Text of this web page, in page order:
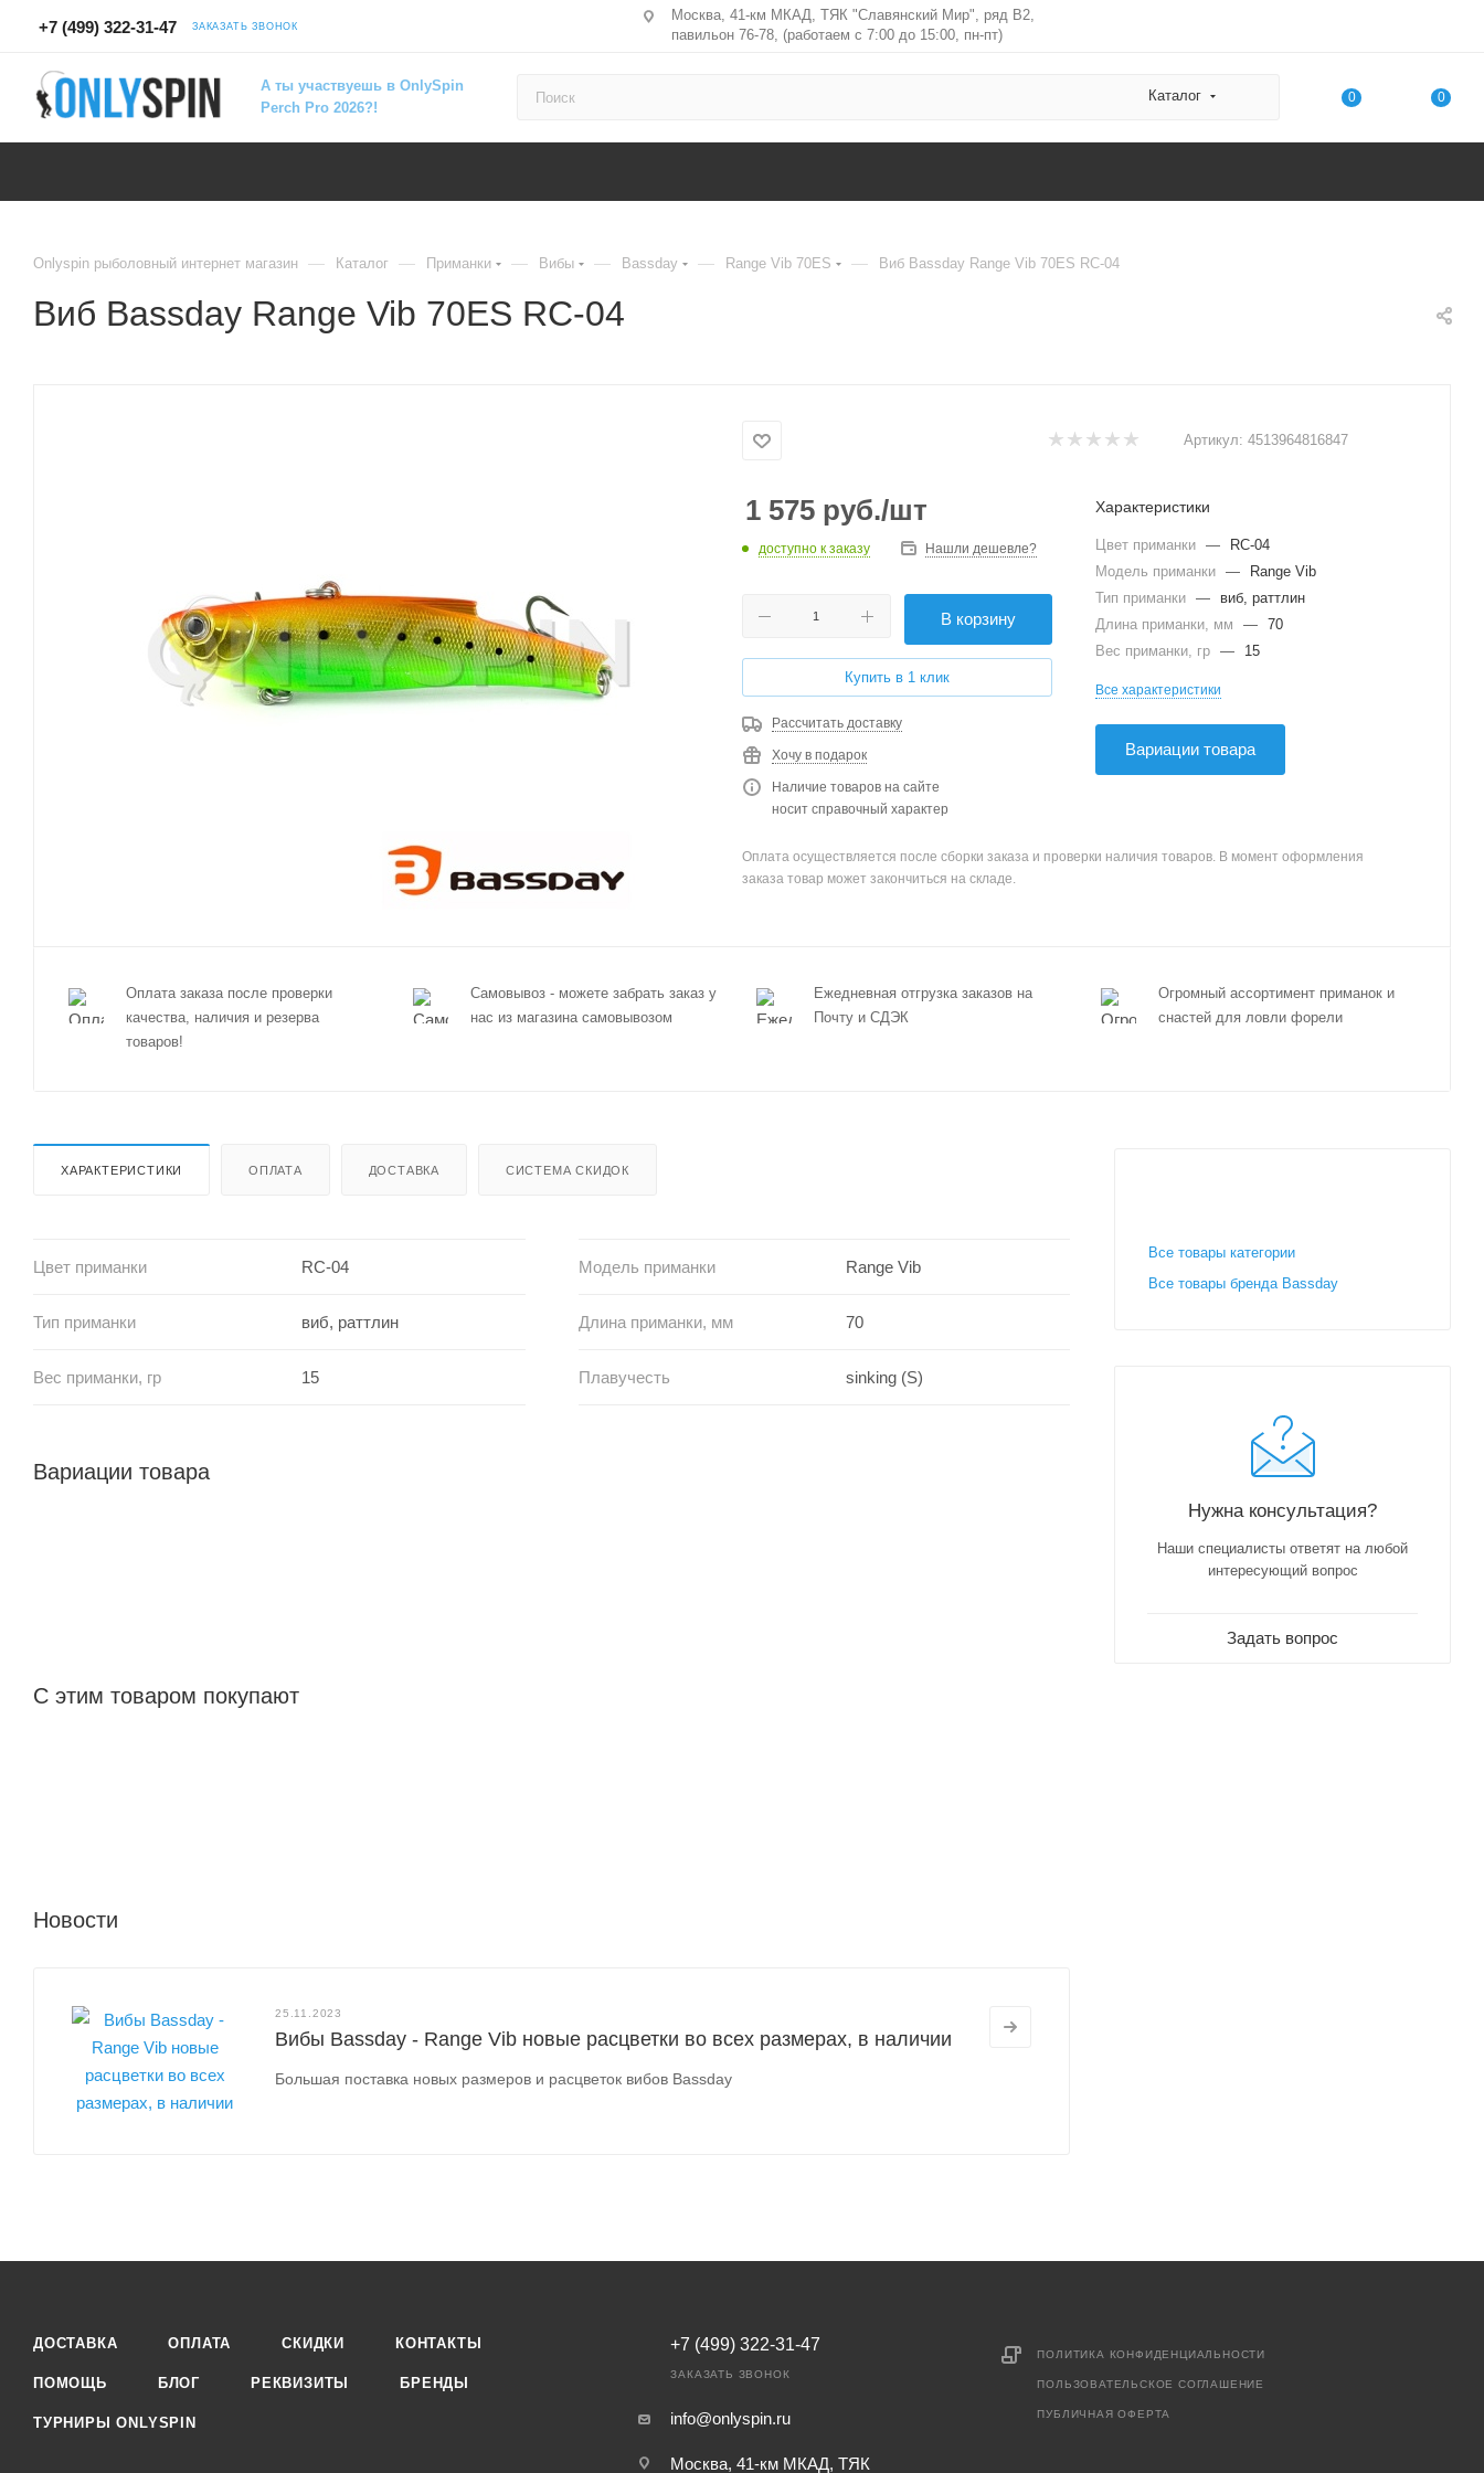
+7 (499) 322-31-47 ЗАКАЗАТЬ ЗВОНОК
Москва, 41-км МКАД, ТЯК "Славянский Мир", ряд В2,
павильон 76-78, (работаем с 7:00 до 15:00, пн-пт)
А ты участвуешь в OnlySpin
Perch Pro 2026?!
Каталог 0 0
Onlyspin рыболовный интернет магазин — Каталог — Приманки — Вибы — Bassday — Range Vib 70ES — Виб Bassday Range Vib 70ES RC-04
Виб Bassday Range Vib 70ES RC-04
Артикул: 4513964816847
1 575 руб./шт
доступно к заказу Нашли дешевле?
В корзину
Купить в 1 клик
Рассчитать доставку
Хочу в подарок
Наличие товаров на сайте
носит справочный характер
Характеристики
Цвет приманки —
RC-04
Модель приманки —
Range Vib
Тип приманки —
виб, раттлин
Длина приманки, мм
— 70
Вес приманки, гр — 15
Все характеристики
Вариации товара
Оплата осуществляется после сборки заказа и проверки наличия товаров. В момент оформления
заказа товар может закончиться на складе.
Оплата заказа после проверки
качества, наличия и резерва
товаров!
Самовывоз - можете забрать заказ у
нас из магазина самовывозом
Ежедневная отгрузка заказов на
Почту и СДЭК
Огромный ассортимент приманок и
снастей для ловли форели
ХАРАКТЕРИСТИКИ ОПЛАТА ДОСТАВКА СИСТЕМА СКИДОК
Цвет приманки RC-04 Модель приманки Range Vib
Тип приманки виб, раттлин Длина приманки, мм 70
Вес приманки, гр 15 Плавучесть sinking (S)
Вариации товара
С этим товаром покупают
Новости
25.11.2023
Вибы Bassday - Range Vib новые расцветки во всех размерах, в наличии
Большая поставка новых размеров и расцветок вибов Bassday
Все товары категории
Все товары бренда Bassday
Нужна консультация?
Наши специалисты ответят на любой
интересующий вопрос
Задать вопрос
ДОСТАВКА ОПЛАТА СКИДКИ КОНТАКТЫ
ПОМОЩЬ БЛОГ РЕКВИЗИТЫ БРЕНДЫ
ТУРНИРЫ ONLYSPIN
+7 (499) 322-31-47
ЗАКАЗАТЬ ЗВОНОК
info@onlyspin.ru
Москва, 41-км МКАД, ТЯК
ПОЛИТИКА КОНФИДЕНЦИАЛЬНОСТИ
ПОЛЬЗОВАТЕЛЬСКОЕ СОГЛАШЕНИЕ
ПУБЛИЧНАЯ ОФЕРТА